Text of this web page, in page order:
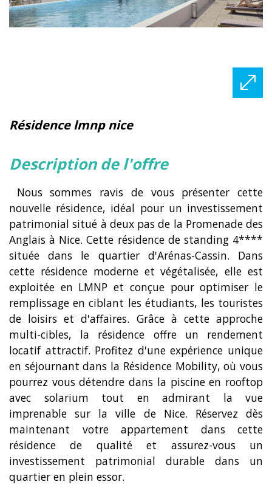
résidence lmnp nice
description de l'offre
Nous sommes ravis de vous présenter cette
nouvelle résidence, idéal pour un investissement
patrimonial situé à deux pas de la Promenade des
Anglais à Nice. Cette résidence de standing 4****
située dans le quartier d'Arénas-Cassin. Dans
cette résidence moderne et végétalisée, elle est
exploitée en LMNP et conçue pour optimiser le
remplissage en ciblant les étudiants, les touristes
de loisirs et d'affaires. Grâce à cette approche
multi-cibles, la résidence offre un rendement
locatif attractif. Profitez d'une expérience unique
en séjournant dans la Résidence Mobility, où vous
pourrez vous détendre dans la piscine en rooftop
avec solarium tout en admirant la vue
imprenable sur la ville de Nice. Réservez dès
maintenant votre appartement dans cette
résidence de qualité et assurez-vous un
investissement patrimonial durable dans un
quartier en plein essor.